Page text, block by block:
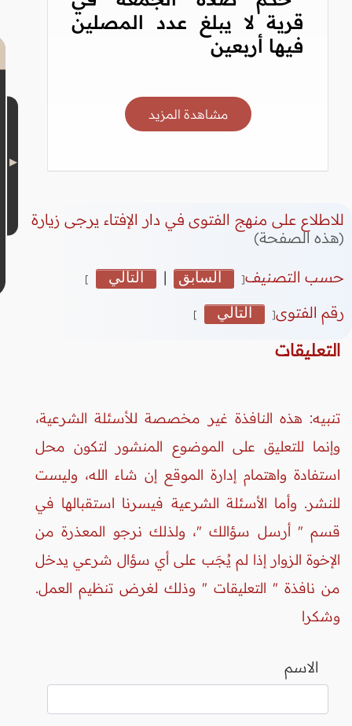
قرية لا يبلغ عدد المصلين
فيها أربعين
مشاهدة المزيد
للاطلاع على منهج الفتوى في دار الإفتاء يرجى زيارة
(هذه الصفحة)
حسب التصنيف[ السابق | التالي ]
رقم الفتوى[ التالي ]
التعليقات
تنبيه: هذه النافذة غير مخصصة للأسئلة الشرعية،
وإنما للتعليق على الموضوع المنشور لتكون محل
استفادة واهتمام إدارة الموقع إن شاء الله، وليست
للنشر. وأما الأسئلة الشرعية فيسرنا استقبالها في
قسم " أرسل سؤالك "، ولذلك نرجو المعذرة من
الإخوة الزوار إذا لم يُجَب على أي سؤال شرعي يدخل
من نافذة " التعليقات " وذلك لغرض تنظيم العمل.
وشكرا
الاسم